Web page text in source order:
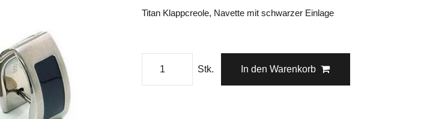
Titan Klappcreole, Navette mit schwarzer Einlage
Stk. In den Warenkorb